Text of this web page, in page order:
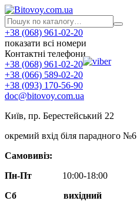
+38 (068) 961-02-20
показати всі номери
Контактні телефони
+38 (068) 961-02-20
+38 (066) 589-02-20
+38 (093) 170-56-90
doc@bitovoy.com.ua
Київ, пр. Берестейський 22
окремий вхід біля парадного №6
Самовивіз:
Пн-Пт
10:00-18:00
Сб
вихідний